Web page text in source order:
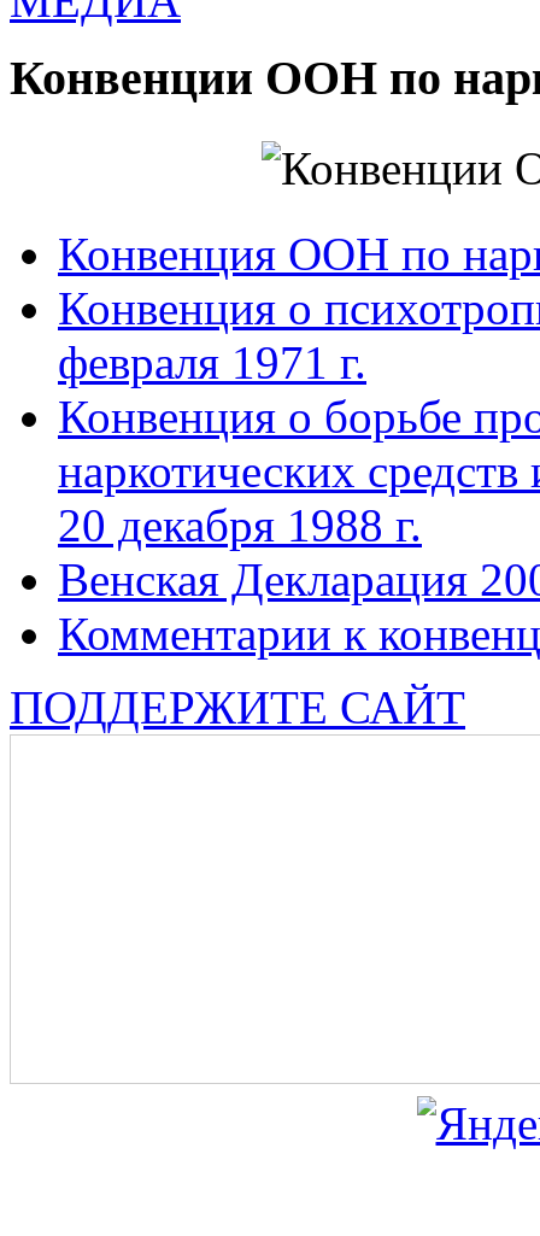
Конвенции ООН по
Конвенция ООН по
Конвенция о
февраля 1971 г.
Конвенция о борьбе
наркотических
20 декабря 1988 г.
Венская Декларация
Комментарии к
ПОДДЕРЖИТЕ САЙТ